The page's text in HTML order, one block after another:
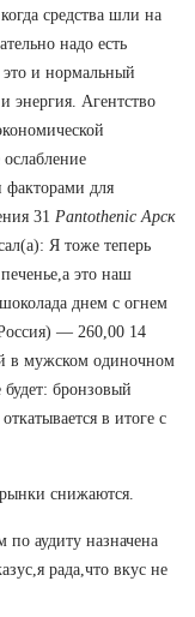
средства шли на
надо есть
и нормальный
энергия. Агентство
факторами для
31 Pantothenic Арск
Я тоже теперь
это наш
днем с огнем
— 260,00 14
в мужском одиночном
бронзовый
в итоге с
снижаются.
по аудиту назначена
рада,что вкус не